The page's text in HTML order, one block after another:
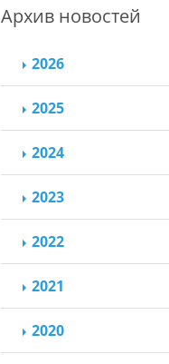
Архив новостей
2026
2025
2024
2023
2022
2021
2020